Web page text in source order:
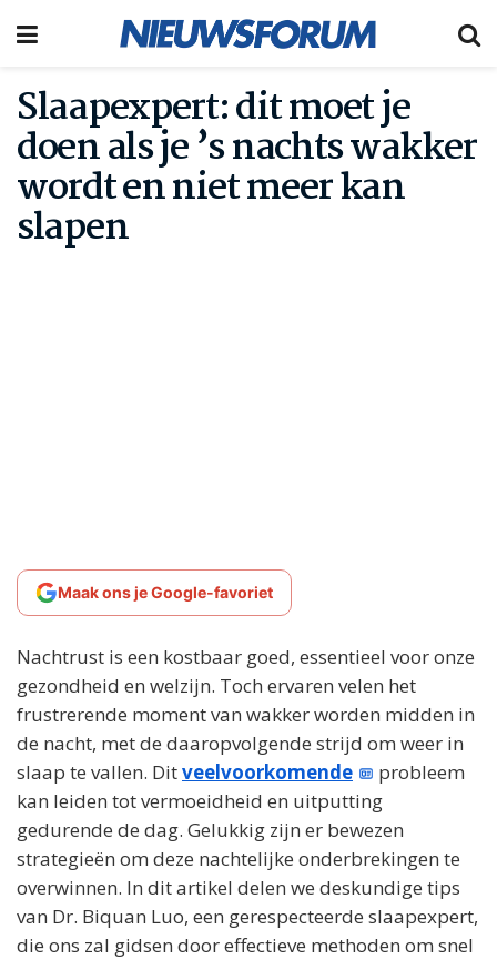
Slaapexpert: dit moet je
doen als je ’s nachts wakker
wordt en niet meer kan
slapen
Maak ons je Google-favoriet
Nachtrust is een kostbaar goed, essentieel voor onze
gezondheid en welzijn. Toch ervaren velen het
frustrerende moment van wakker worden midden in
de nacht, met de daaropvolgende strijd om weer in
slaap te vallen. Ditveelvoorkomende
probleem
kan leiden tot vermoeidheid en uitputting
gedurende de dag. Gelukkig zijn er bewezen
strategieën om deze nachtelijke onderbrekingen te
overwinnen. In dit artikel delen we deskundige tips
van Dr. Biquan Luo, een gerespecteerde slaapexpert,
die ons zal gidsen door effectieve methoden om snel